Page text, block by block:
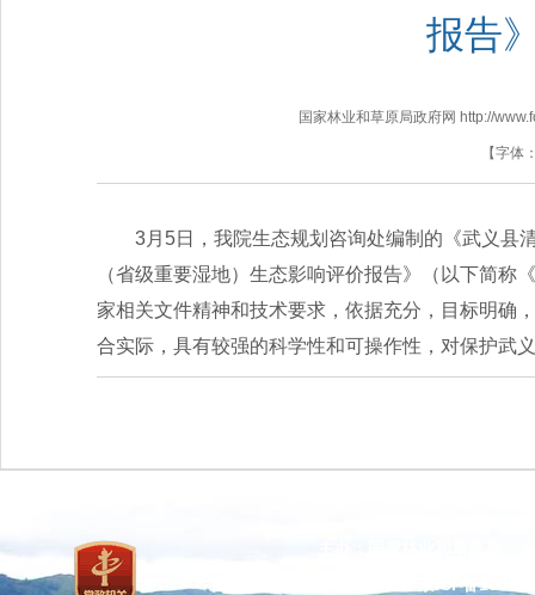
报告
国家林业和草原局政府网 http://
【字体
3月5日，我院生态规划咨询处编制的《武义县
（省级重要湿地）生态影响评价报告》（以下简
家相关文件精神和技术要求，依据充分，目标明确
合实际，具有较强的科学性和可操作性，对保护武
京ICP备